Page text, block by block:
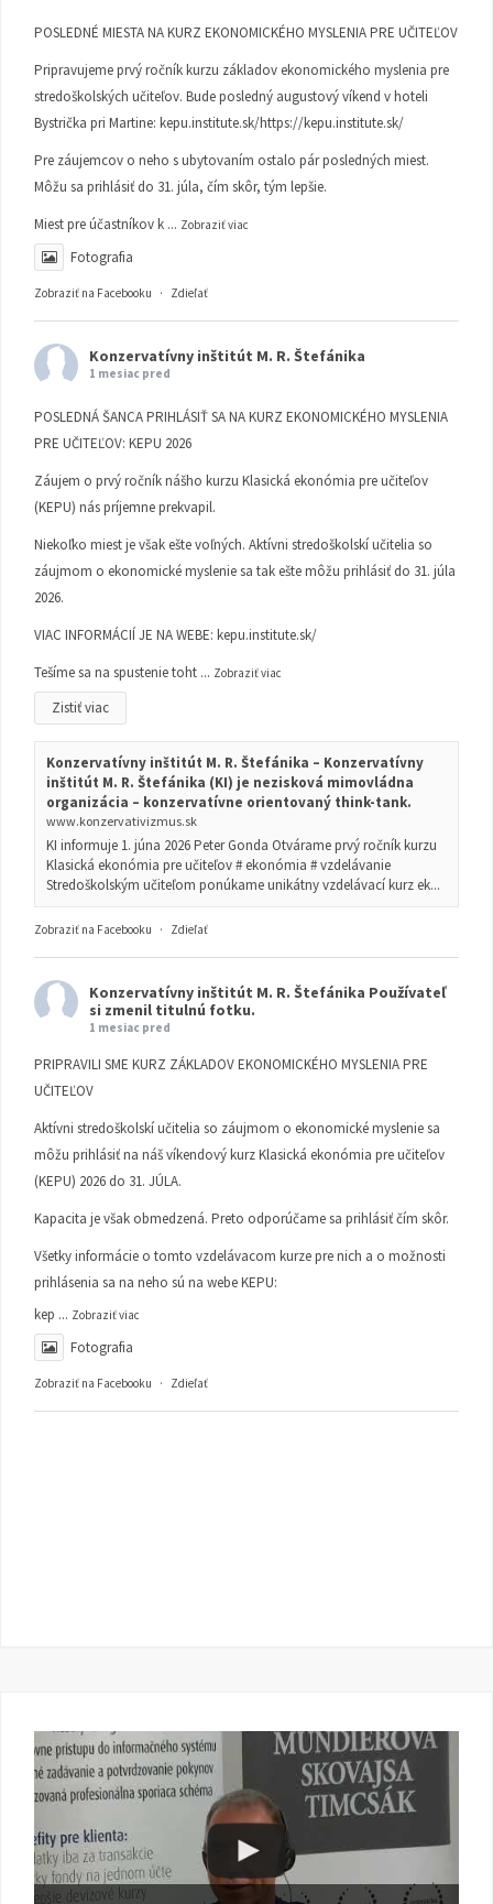
POSLEDNÉ MIESTA NA KURZ EKONOMICKÉHO MYSLENIA PRE UČITEĽOV
Pripravujeme prvý ročník kurzu základov ekonomického myslenia pre
stredoškolských učiteľov. Bude posledný augustový víkend v hoteli
Bystrička pri Martine: kepu.institute.sk/https://kepu.institute.sk/
Pre záujemcov o neho s ubytovaním ostalo pár posledných miest.
Môžu sa prihlásiť do 31. júla, čím skôr, tým lepšie.
Miest pre účastníkov k ... Zobraziť viac
Fotografia
Zobraziť na Facebooku · Zdieľať
Konzervatívny inštitút M. R. Štefánika
1 mesiac pred
POSLEDNÁ ŠANCA PRIHLÁSIŤ SA NA KURZ EKONOMICKÉHO MYSLENIA
PRE UČITEĽOV: KEPU 2026
Záujem o prvý ročník nášho kurzu Klasická ekonómia pre učiteľov
(KEPU) nás príjemne prekvapil.
Niekoľko miest je však ešte voľných. Aktívni stredoškolskí učitelia so
záujmom o ekonomické myslenie sa tak ešte môžu prihlásiť do 31. júla
2026.
VIAC INFORMÁCIÍ JE NA WEBE: kepu.institute.sk/
Tešíme sa na spustenie toht ... Zobraziť viac
Zistiť viac
Konzervatívny inštitút M. R. Štefánika – Konzervatívny
inštitút M. R. Štefánika (KI) je nezisková mimovládna
organizácia – konzervatívne orientovaný think-tank.
www.konzervativizmus.sk
KI informuje 1. júna 2026 Peter Gonda Otvárame prvý ročník kurzu
Klasická ekonómia pre učiteľov # ekonómia # vzdelávanie
Stredoškolským učiteľom ponúkame unikátny vzdelávací kurz ek...
Zobraziť na Facebooku · Zdieľať
Konzervatívny inštitút M. R. Štefánika Používateľ
si zmenil titulnú fotku.
1 mesiac pred
PRIPRAVILI SME KURZ ZÁKLADOV EKONOMICKÉHO MYSLENIA PRE
UČITEĽOV
Aktívni stredoškolskí učitelia so záujmom o ekonomické myslenie sa
môžu prihlásiť na náš víkendový kurz Klasická ekonómia pre učiteľov
(KEPU) 2026 do 31. JÚLA.
Kapacita je však obmedzená. Preto odporúčame sa prihlásiť čím skôr.
Všetky informácie o tomto vzdelávacom kurze pre nich a o možnosti
prihlásenia sa na neho sú na webe KEPU:
kep ... Zobraziť viac
Fotografia
Zobraziť na Facebooku · Zdieľať